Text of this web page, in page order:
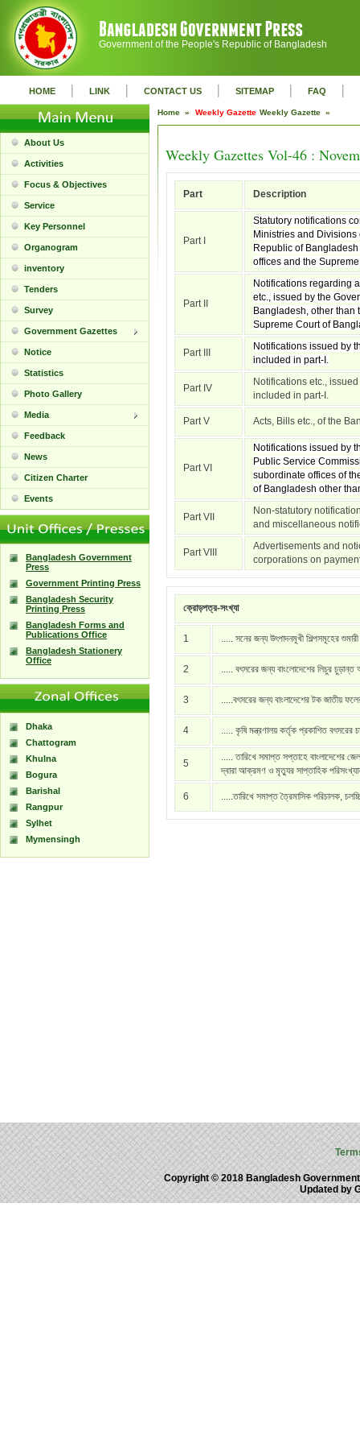
Government of the People's Republic of Bangladesh
HOME | LINK | CONTACT US | SITEMAP | FAQ |
About Us
Activities
Focus & Objectives
Service
Key Personnel
Organogram
inventory
Tenders
Survey
Government Gazettes
Notice
Statistics
Photo Gallery
Media
Feedback
News
Citizen Charter
Events
Bangladesh Government
Press
Government Printing Press
Bangladesh Security
Printing Press
Bangladesh Forms and
Publications Office
Bangladesh Stationery
Office
Dhaka
Chattogram
Khulna
Bogura
Barishal
Rangpur
Sylhet
Mymensingh
Home » Weekly Gazette Weekly Gazette »
Weekly Gazettes Vol-46 :
Part Description
Part I
Statutory notifications
Ministries and Divisions
Republic of
offices and the
Part II
Notifications regarding
etc., issued by the
Bangladesh, other than
Supreme Court of
Part III
Notifications issued by
included in part-I.
Part IV
Notifications etc.,
included in part-I.
Part V Acts, Bills etc., of the
Part VI
Notifications issued by
Public Service
subordinate offices of
of Bangladesh other
Part VII
Non-statutory
and miscellaneous
Part VIII
Advertisements and
corporations on
ক্রোড়পত্র-সংখ্যা
1 ..... সনের জন্য উৎপাদনমূখী শিল্পসমূহের
2 ..... বৎসরের জন্য বাংলোদেশের লিচুর চুড়ান্ত
3 .....বৎসরের জন্য বাংলাদেশের টক জাতীয়
4 ..... কৃষি মন্ত্রণালয় কর্তৃক প্রকাশিত বৎসরের
5
..... তারিখে সমাপ্ত সপ্তাহে বাংলাদেশের
দ্বারা আক্রমণ ও মৃত্যুর সাপ্তাহিক
6 .....তারিখে সমাপ্ত ত্রৈমাসিক পরিচালক,
Copyright © 2018 Bangladesh
Updated by